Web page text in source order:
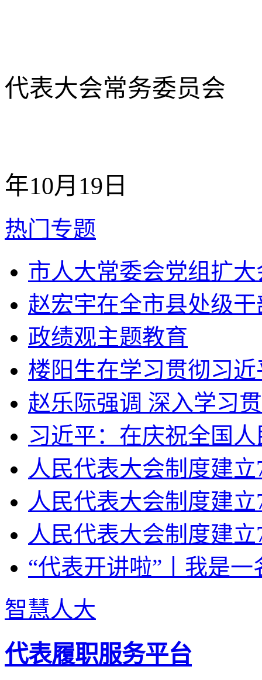
代表大会常务委员会
年10月19日
热门专题
市人大常委会党组扩
赵宏宇在全市县处级
政绩观主题教育
楼阳生在学习贯彻习
赵乐际强调 深入学习
习近平：在庆祝全国
人民代表大会制度建
人民代表大会制度建
人民代表大会制度建
“代表开讲啦”丨我是
智慧人大
代表履职服务平台